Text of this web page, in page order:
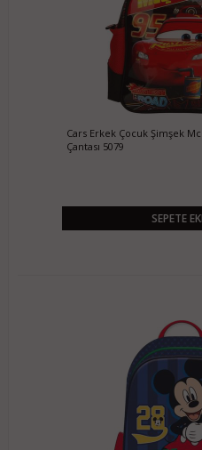
Cars Erkek Çocuk Şimşek
Çantası 5079
SEPETE